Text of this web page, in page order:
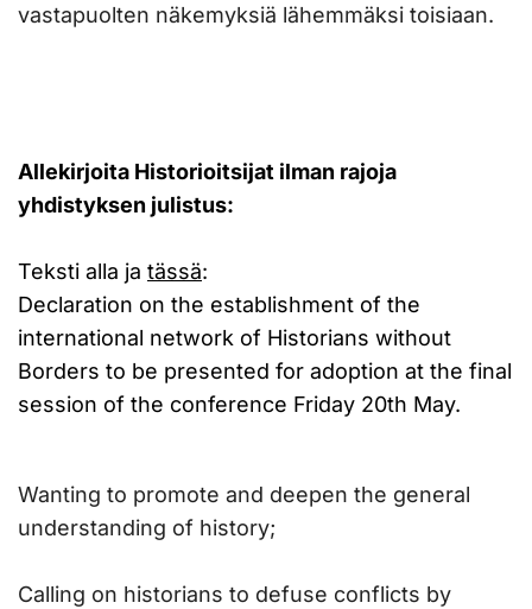
vastapuolten näkemyksiä lähemmäksi toisiaan.
Allekirjoita Historioitsijat ilman rajoja
yhdistyksen julistus:
Teksti alla ja tässä:
Declaration on the establishment of the
international network of Historians without
Borders to be presented for adoption at the final
session of the conference Friday 20th May.
Wanting to promote and deepen the general
understanding of history;
Calling on historians to defuse conflicts by